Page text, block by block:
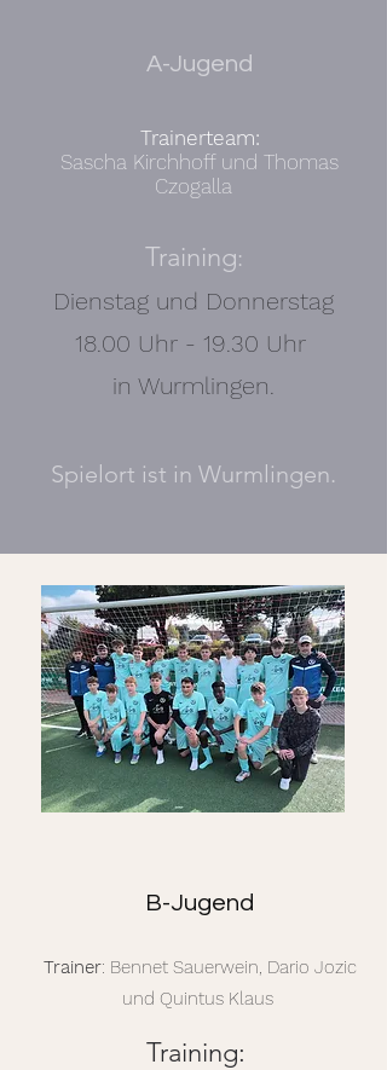
A-Jugend
Trainerteam:
Sascha Kirchhoff und Thomas
Czogalla
Training:
Dienstag und Donnerstag
18.00 Uhr - 19.30 Uhr
in Wurmlingen.
Spielort ist in Wurmlingen.
B-Jugend
Trainer: Bennet Sauerwein, Dario Jozic
und Quintus Klaus
Training: